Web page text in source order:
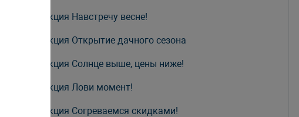
Акция Навстречу весне!
Акция Открытие дачного сезона
Акция Солнце выше, цены ниже!
Акция Лови момент!
Акция Согреваемся скидками!